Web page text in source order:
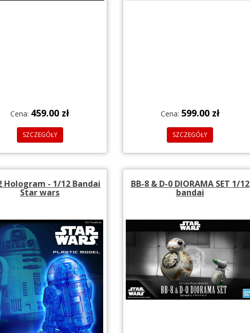
Cena: 459.00 zł
SZCZEGÓŁY
Cena: 599.00 zł
SZCZEGÓŁY
Hologram - 1/12 Bandai
Star wars
BB-8 & D-0 DIORAMA SET 1/12
bandai